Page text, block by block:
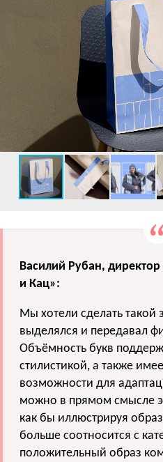
Василий Рубан,
и Кац»:
Мы хотели сделать такой
выделялся и передавал
Объёмность букв
стилистикой, а также
возможности для
можно в прямом смысле
как бы иллюстрируя
больше соотносится с
положительный образ